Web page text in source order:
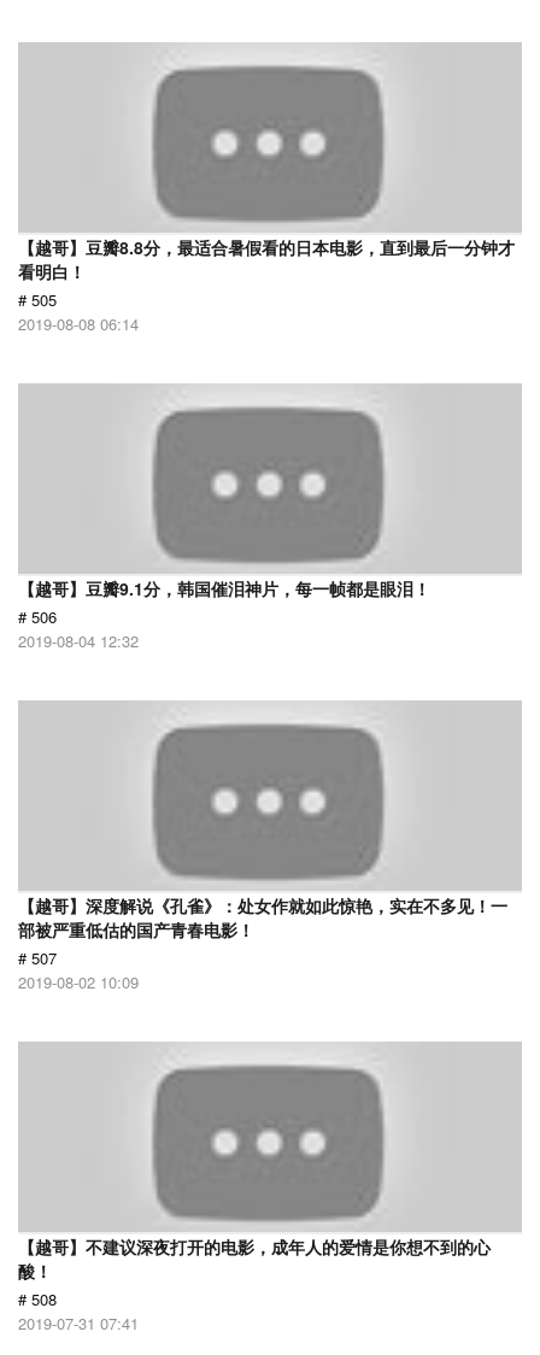
【越哥】豆瓣8.8分，最适合暑假看的日本电影，直到最后一分钟才
看明白！
# 505
2019-08-08 06:14
【越哥】豆瓣9.1分，韩国催泪神片，每一帧都是眼泪！
# 506
2019-08-04 12:32
【越哥】深度解说《孔雀》：处女作就如此惊艳，实在不多见！一
部被严重低估的国产青春电影！
# 507
2019-08-02 10:09
【越哥】不建议深夜打开的电影，成年人的爱情是你想不到的心
酸！
# 508
2019-07-31 07:41